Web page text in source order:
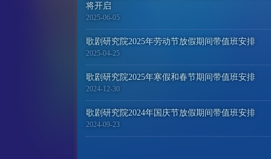
将开启
2025-06-05
歌剧研究院2025年劳动节放假期间带值班安排
2025-04-25
歌剧研究院2025年寒假和春节期间带值班安排
2024-12-30
歌剧研究院2024年国庆节放假期间带值班安排
2024-09-23